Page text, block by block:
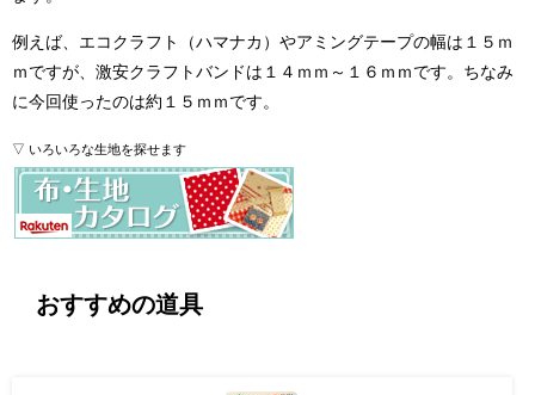
例えば、エコクラフト（ハマナカ）やアミングテープの幅は１５ｍ
ｍですが、激安クラフトバンドは１４ｍｍ～１６ｍｍです。ちなみ
に今回使ったのは約１５ｍｍです。
▽ いろいろな生地を探せます
おすすめの道具